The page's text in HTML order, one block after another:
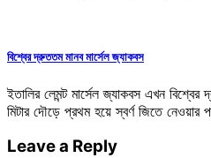
বিশ্বের দ্রুততম মানব মার্সেল জ্যাকবস
ইতালির লেমন্ট মার্সেল জ্যাকবস এখন
মিটার দৌড়ে প্রথম হয়ে স্বর্ণ জিতে নেওয়ার
Leave a Reply